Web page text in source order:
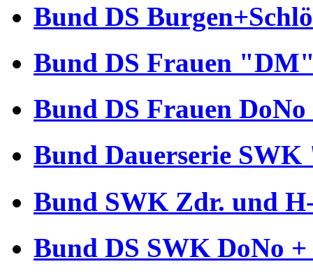
Bund DS
Bund DS Frauen
Bund DS Frauen
Bund Dauerserie
Bund SWK Zdr. und
Bund DS SWK DoNo +